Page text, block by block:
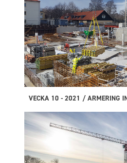
VECKA 10 - 2021 / ARMERING